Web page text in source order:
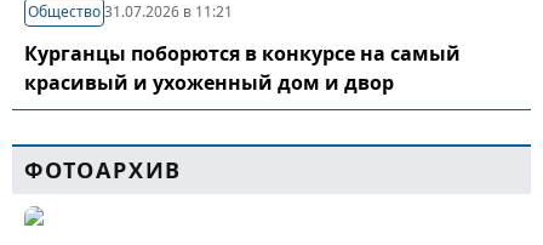
Общество31.07.2026 в 11:21
Курганцы поборются в конкурсе на самый
красивый и ухоженный дом и двор
ФОТОАРХИВ